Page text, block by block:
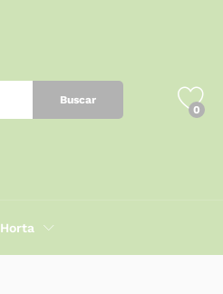
Buscar
0
Horta